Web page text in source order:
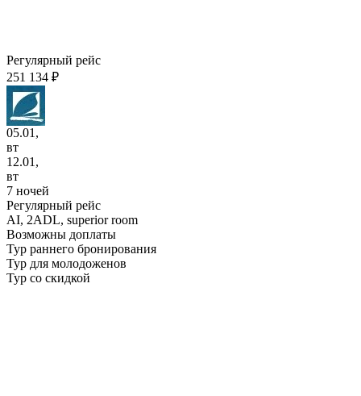
Регулярный рейс
251 134 ₽
05.01,
вт
12.01,
вт
7 ночей
Регулярный рейс
AI, 2ADL, superior room
Возможны доплаты
Тур раннего бронирования
Тур для молодоженов
Тур со скидкой